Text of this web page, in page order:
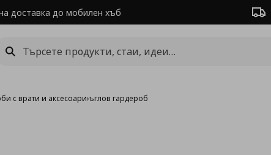
доставка до мобилен хъб
с врати и аксесоари›ъглов гардероб